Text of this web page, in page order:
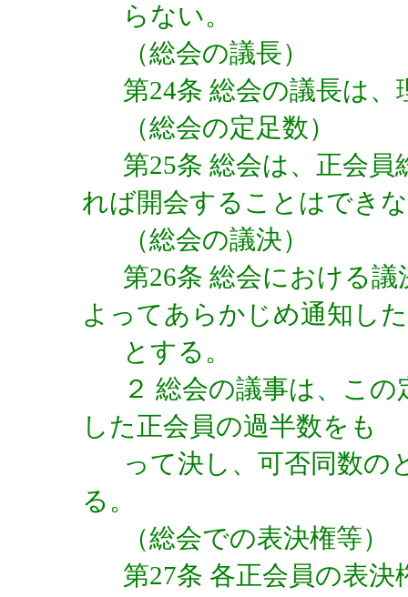
らない。
（総会の議長）
第24条 総会の議長は
（総会の定足数）
第25条 総会は、正会
れば開会することはでき
（総会の議決）
第26条 総会における
よってあらかじめ通知し
とする。
２ 総会の議事は、こ
した正会員の過半数をも
って決し、可否同数の
る。
（総会での表決権等）
第27条 各正会員の表